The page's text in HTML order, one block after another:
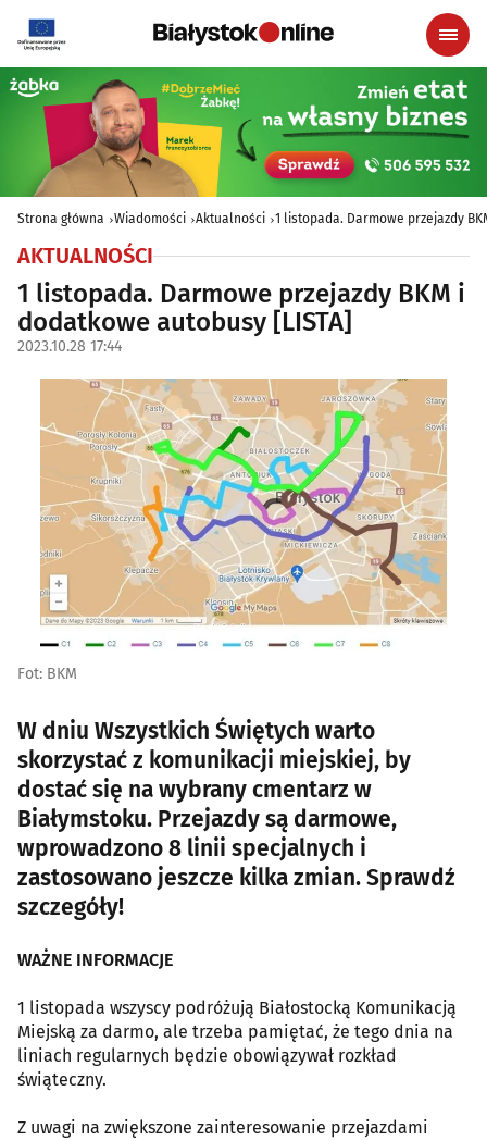
Strona główna Wiadomości Aktualności 1 listopada. Darmowe przejazdy
AKTUALNOŚCI
1 listopada. Darmowe przejazdy BKM i
dodatkowe autobusy [LISTA]
2023.10.28 17:44
Fot: BKM
W dniu Wszystkich Świętych warto
skorzystać z komunikacji miejskiej, by
dostać się na wybrany cmentarz w
Białymstoku. Przejazdy są darmowe,
wprowadzono 8 linii specjalnych i
zastosowano jeszcze kilka zmian. Sprawdź
szczegóły!
WAŻNE INFORMACJE
1 listopada wszyscy podróżują Białostocką Komunikacją
Miejską za darmo, ale trzeba pamiętać, że tego dnia na
liniach regularnych będzie obowiązywał rozkład
świąteczny.
Z uwagi na zwiększone zainteresowanie przejazdami